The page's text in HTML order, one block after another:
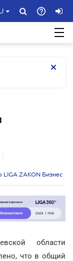
ZAKON Бизнес
области
что в общий